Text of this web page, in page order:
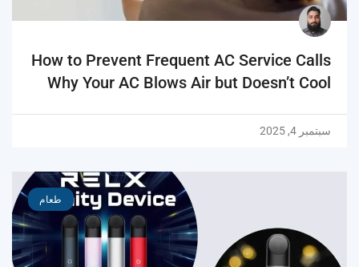
How to Prevent Frequent AC Service Calls
Why Your AC Blows Air but Doesn’t Cool
سبتمبر 4, 2025
طعام